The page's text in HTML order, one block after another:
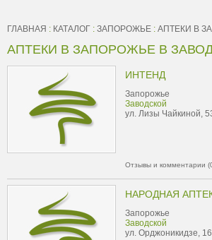
ГЛАВНАЯ : КАТАЛОГ : ЗАПОРОЖЬЕ : АПТЕКИ В
АПТЕКИ В ЗАПОРОЖЬЕ В
ИНТЕНД
Запорожье
Заводской
ул. Лизы Чайкиной,
Отзывы и комментарии
НАРОДНАЯ
Запорожье
Заводской
ул. Орджоникидзе,